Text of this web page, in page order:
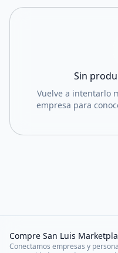
Sin
Vuelve a intentarlo
empresa para
Compre San Luis
Conectamos empresas y